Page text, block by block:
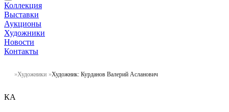
Коллекция
Выставки
Аукционы
Художники
Новости
Контакты
Художники Художник: Курданов Валерий Асланович
КА